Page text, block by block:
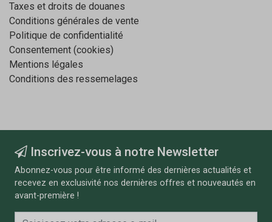
Taxes et droits de douanes
Conditions générales de vente
Politique de confidentialité
Consentement (cookies)
Mentions légales
Conditions des ressemelages
Inscrivez-vous à notre Newsletter
Abonnez-vous pour être informé des dernières actualités et
recevez en exclusivité nos dernières offres et nouveautés en
avant-première !